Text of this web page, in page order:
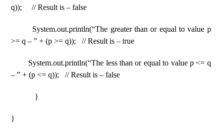
q)); // Result is – false
System.out.println(“The greater than or equal to value p
>= q – ” + (p >= q)); // Result is – true
System.out.println(“The less than or equal to value p <= q
– ” + (p <= q)); // Result is – false
}
}